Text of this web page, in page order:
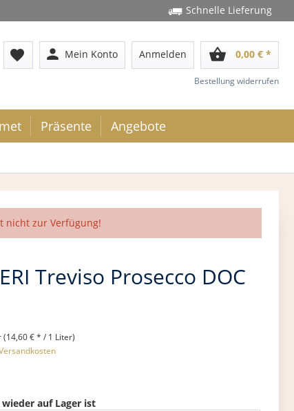
Schnelle Lieferung
favorite person Mein Konto Anmelden shopping_basket 0,00 € *
Bestellung widerrufen
Präsente Angebote
nicht zur Verfügung!
Treviso Prosecco DOC
(14,60 € * / 1 Liter)
auf Lager ist